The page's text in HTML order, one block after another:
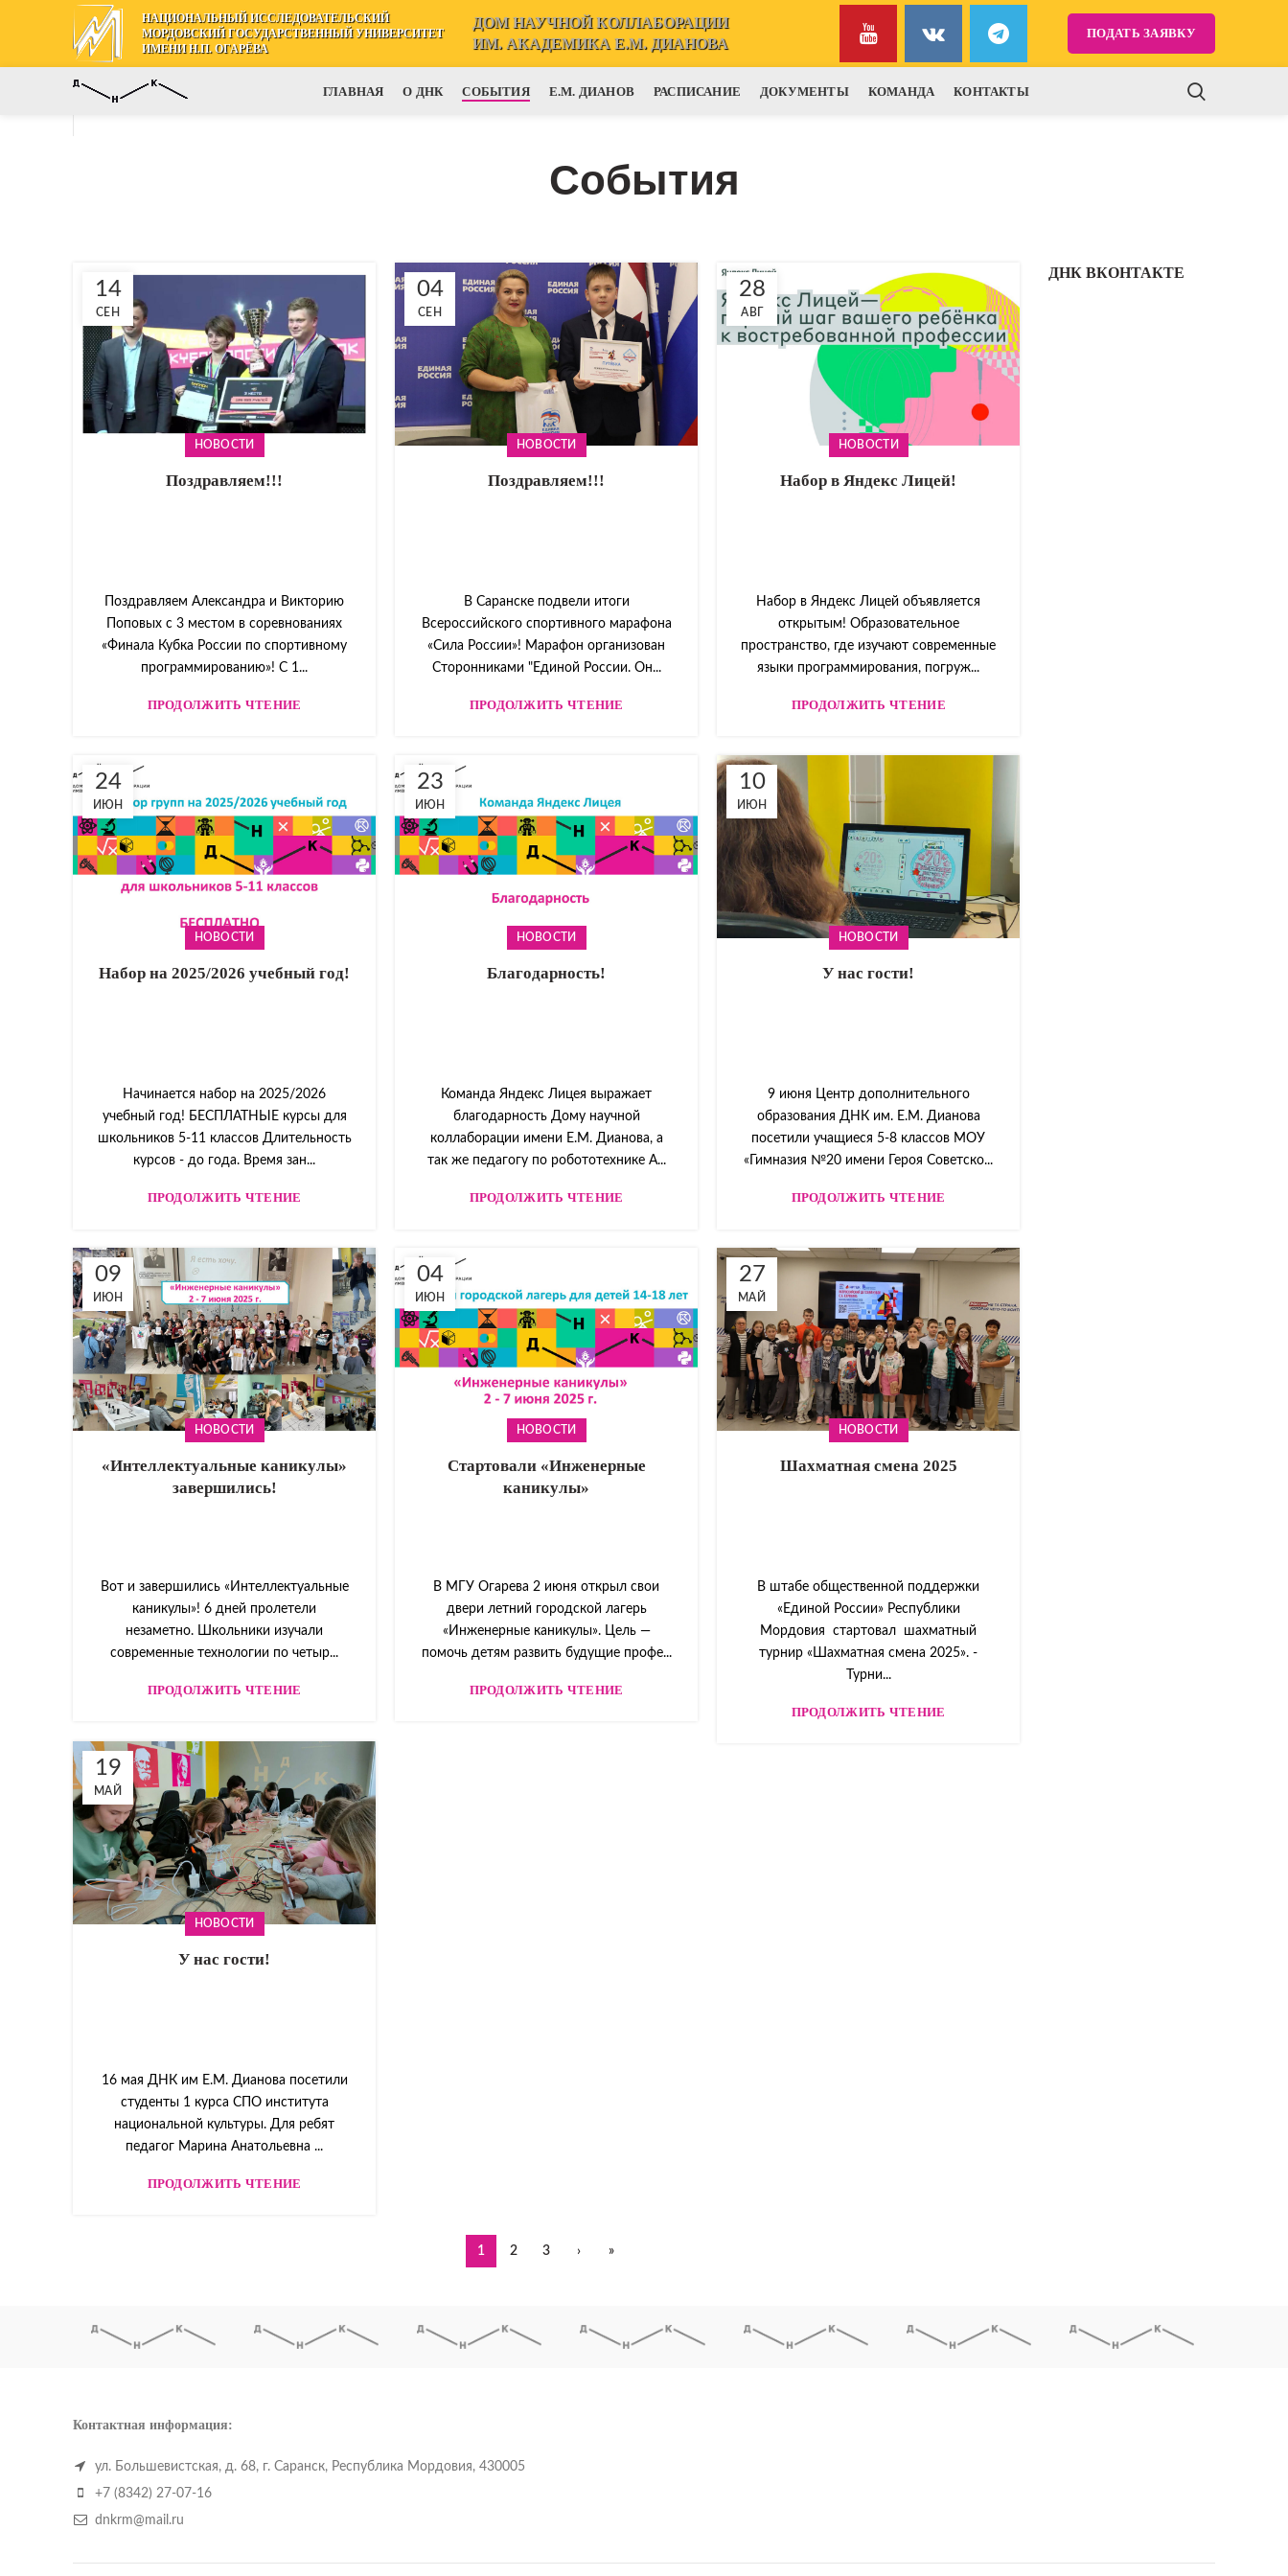
НАЦИОНАЛЬНЫЙ ИССЛЕДОВАТЕЛЬСКИЙ
МОРДОВСКИЙ ГОСУДАРСТВЕННЫЙ УНИВЕРСИТЕТ
ИМЕНИ Н.П. ОГАРЁВА
ДОМ НАУЧНОЙ КОЛЛАБОРАЦИИ
ИМ. АКАДЕМИКА Е.М. ДИАНОВА
ПОДАТЬ ЗАЯВКУ
ГЛАВНАЯ О ДНК СОБЫТИЯ Е.М. ДИАНОВ РАСПИСАНИЕ ДОКУМЕНТЫ КОМАНДА КОНТАКТЫ
События
14
СЕН
НОВОСТИ
Поздравляем!!!
Поздравляем Александра и Викторию
Поповых с 3 местом в соревнованиях
«Финала Кубка России по спортивному
программированию»! С 1...
ПРОДОЛЖИТЬ ЧТЕНИЕ
04
СЕН
НОВОСТИ
Поздравляем!!!
В Саранске подвели итоги
Всероссийского спортивного марафона
«Сила России»! Марафон организован
Сторонниками "Единой России. Он...
ПРОДОЛЖИТЬ ЧТЕНИЕ
28
АВГ
НОВОСТИ
Набор в Яндекс Лицей!
Набор в Яндекс Лицей объявляется
открытым! Образовательное
пространство, где изучают современные
языки программирования, погруж...
ПРОДОЛЖИТЬ ЧТЕНИЕ
24
ИЮН
НОВОСТИ
Набор на 2025/2026 учебный год!
Начинается набор на 2025/2026
учебный год! БЕСПЛАТНЫЕ курсы для
школьников 5-11 классов Длительность
курсов - до года. Время зан...
ПРОДОЛЖИТЬ ЧТЕНИЕ
23
ИЮН
НОВОСТИ
Благодарность!
Команда Яндекс Лицея выражает
благодарность Дому научной
коллаборации имени Е.М. Дианова, а
так же педагогу по робототехнике А...
ПРОДОЛЖИТЬ ЧТЕНИЕ
10
ИЮН
НОВОСТИ
У нас гости!
9 июня Центр дополнительного
образования ДНК им. Е.М. Дианова
посетили учащиеся 5-8 классов МОУ
«Гимназия №20 имени Героя Советско...
ПРОДОЛЖИТЬ ЧТЕНИЕ
09
ИЮН
НОВОСТИ
«Интеллектуальные каникулы»
завершились!
Вот и завершились «Интеллектуальные
каникулы»! 6 дней пролетели
незаметно. Школьники изучали
современные технологии по четыр...
ПРОДОЛЖИТЬ ЧТЕНИЕ
04
ИЮН
НОВОСТИ
Cтартовали «Инженерные
каникулы»
В МГУ Огарева 2 июня открыл свои
двери летний городской лагерь
«Инженерные каникулы». Цель —
помочь детям развить будущие профе...
ПРОДОЛЖИТЬ ЧТЕНИЕ
27
МАЙ
НОВОСТИ
Шахматная смена 2025
В штабе общественной поддержки
«Единой России» Республики
Мордовия стартовал шахматный
турнир «Шахматная смена 2025». ­
Турни...
ПРОДОЛЖИТЬ ЧТЕНИЕ
19
МАЙ
НОВОСТИ
У нас гости!
16 мая ДНК им Е.М. Дианова посетили
студенты 1 курса СПО института
национальной культуры. Для ребят
педагог Марина Анатольевна ...
ПРОДОЛЖИТЬ ЧТЕНИЕ
1 2 3 › »
ДНК ВКОНТАКТЕ
Контактная информация:
ул. Большевистская, д. 68, г. Саранск, Республика Мордовия, 430005
+7 (8342) 27-07-16
dnkrm@mail.ru